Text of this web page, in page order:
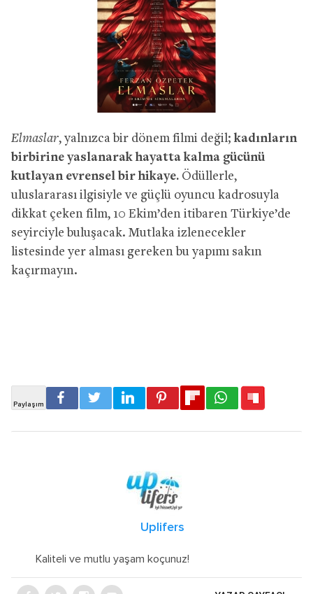
Elmaslar, yalnızca bir dönem filmi değil; kadınların
birbirine yaslanarak hayatta kalma gücünü
kutlayan evrensel bir hikaye. Ödüllerle,
uluslararası ilgisiyle ve güçlü oyuncu kadrosuyla
dikkat çeken film, 10 Ekim’den itibaren Türkiye’de
seyirciyle buluşacak. Mutlaka izlenecekler
listesinde yer alması gereken bu yapımı sakın
kaçırmayın.
Uplifers
Kaliteli ve mutlu yaşam koçunuz!